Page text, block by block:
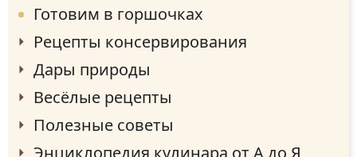
Готовим в горшочках
Рецепты консервирования
Дары природы
Весёлые рецепты
Полезные советы